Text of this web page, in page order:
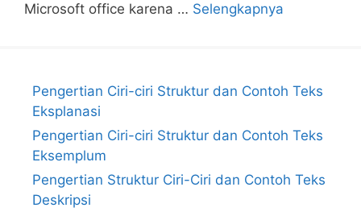
Microsoft office karena … Selengkapnya
Pengertian Ciri-ciri Struktur dan Contoh Teks
Eksplanasi
Pengertian Ciri-ciri Struktur dan Contoh Teks
Eksemplum
Pengertian Struktur Ciri-Ciri dan Contoh Teks
Deskripsi